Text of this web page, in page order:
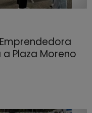
Plaza Moreno